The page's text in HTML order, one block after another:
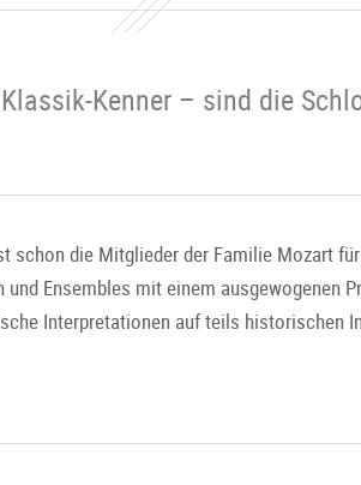
Kenner – sind die
schon die Mitglieder der Familie Mozart
Ensembles mit einem ausgewogenen
Interpretationen auf teils historischen